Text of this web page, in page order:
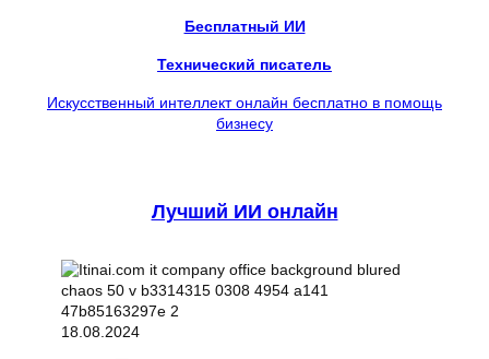
Бесплатный ИИ
Технический писатель
Искусственный интеллект онлайн бесплатно в помощь
бизнесу
Лучший ИИ онлайн
18.08.2024